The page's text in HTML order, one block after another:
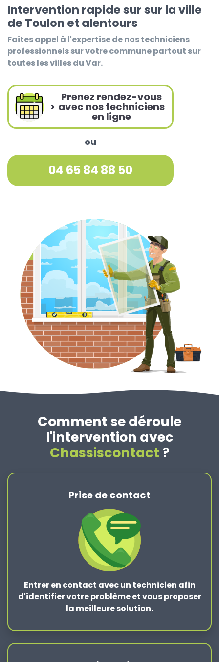
Intervention rapide sur sur la ville
de Toulon et alentours
Faites appel à l'expertise de nos techniciens
professionnels sur votre commune partout sur
toutes les villes du Var.
>
Prenez rendez-vous
avec nos techniciens
en ligne
ou
04 65 84 88 50
Comment se déroule
l'intervention avec
Chassiscontact ?
Prise de contact
Entrer en contact avec un technicien afin
d'identifier votre problème et vous proposer
la meilleure solution.